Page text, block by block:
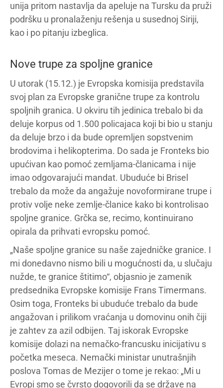
unija pritom nastavlja da apeluje na Tursku da pruži
podršku u pronalaženju rešenja u susednoj Siriji,
kao i po pitanju izbeglica.
Nove trupe za spoljne granice
U utorak (15.12.) je Evropska komisija predstavila
svoj plan za Evropske granične trupe za kontrolu
spoljnih granica. U okviru tih jedinica trebalo bi da
deluje korpus od 1.500 policajaca koji bi bio u stanju
da deluje brzo i da bude opremljen sopstvenim
brodovima i helikopterima. Do sada je Fronteks bio
upućivan kao pomoć zemljama-članicama i nije
imao odgovarajući mandat. Ubuduće bi Brisel
trebalo da može da angažuje novoformirane trupe i
protiv volje neke zemlje-članice kako bi kontrolisao
spoljne granice. Grčka se, recimo, kontinuirano
opirala da prihvati evropsku pomoć.
„Naše spoljne granice su naše zajedničke granice. I
mi donedavno nismo bili u mogućnosti da, u slučaju
nužde, te granice štitimo“, objasnio je zamenik
predsednika Evropske komisije Frans Timermans.
Osim toga, Fronteks bi ubuduće trebalo da bude
angažovan i prilikom vraćanja u domovinu onih čiji
je zahtev za azil odbijen. Taj iskorak Evropske
komisije dolazi na nemačko-francusku inicijativu s
početka meseca. Nemački ministar unutrašnjih
poslova Tomas de Mezijer o tome je rekao: „Mi u
Evropi smo se čvrsto dogovorili da se države na